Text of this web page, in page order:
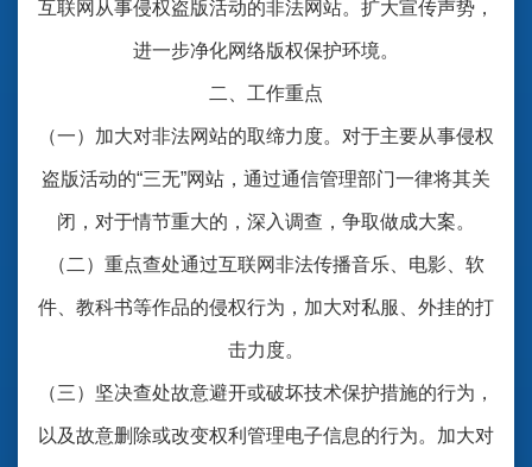
互联网从事侵权盗版活动的非法网站。扩大宣传声势，
进一步净化网络版权保护环境。
二、工作重点
（一）加大对非法网站的取缔力度。对于主要从事侵权
盗版活动的“三无”网站，通过通信管理部门一律将其关
闭，对于情节重大的，深入调查，争取做成大案。
（二）重点查处通过互联网非法传播音乐、电影、软
件、教科书等作品的侵权行为，加大对私服、外挂的打
击力度。
（三）坚决查处故意避开或破坏技术保护措施的行为，
以及故意删除或改变权利管理电子信息的行为。加大对